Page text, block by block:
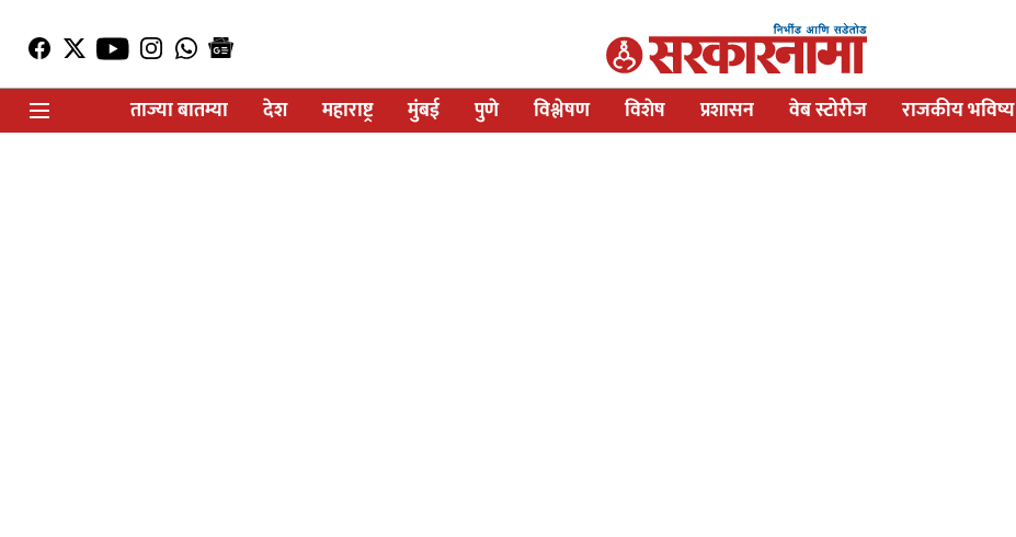
ताज्या बातम्या
देश महाराष्ट्र मुंबई पुणे विश्लेषण विशेष प्रशासन वेब स्टोरीज राजकीय भविष्य